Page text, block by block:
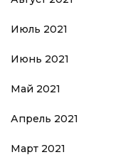
Июль 2021
Июнь 2021
Май 2021
Апрель 2021
Март 2021